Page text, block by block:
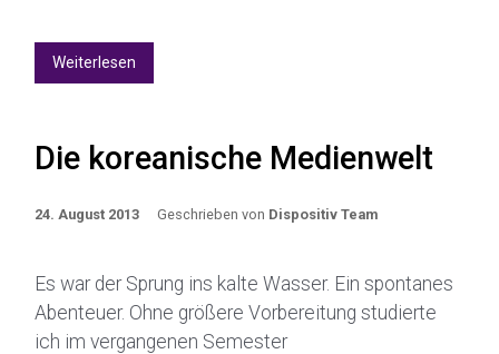
Weiterlesen
Die koreanische Medienwelt
24. August 2013 Geschrieben von Dispositiv Team
Es war der Sprung ins kalte Wasser. Ein spontanes
Abenteuer. Ohne größere Vorbereitung studierte
ich im vergangenen Semester